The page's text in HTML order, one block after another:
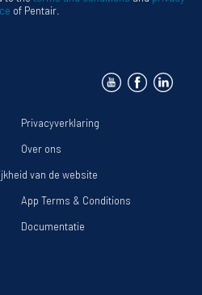
of Pentair.
Privacyverklaring
Over ons
van de website
App Terms & Conditions
Documentatie